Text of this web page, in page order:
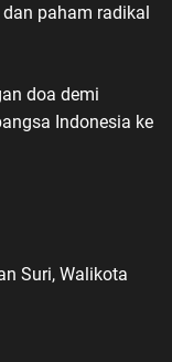
paham radikal
doa demi
Indonesia ke
Suri, Walikota